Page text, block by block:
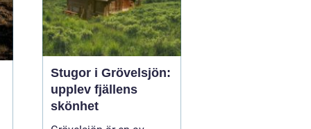
Stugor i Grövelsjön:
upplev fjällens
skönhet